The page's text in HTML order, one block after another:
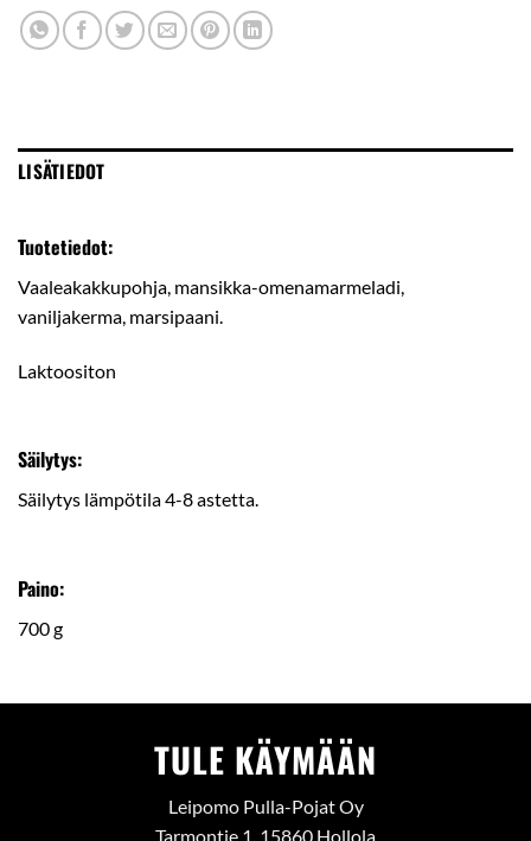
LISÄTIEDOT
Tuotetiedot:
Vaaleakakkupohja, mansikka-omenamarmeladi,
vaniljakerma, marsipaani.
Laktoositon
Säilytys:
Säilytys lämpötila 4-8 astetta.
Paino:
700 g
TULE KÄYMÄÄN
Leipomo Pulla-Pojat Oy
Tarmontie 1, 15860 Hollola